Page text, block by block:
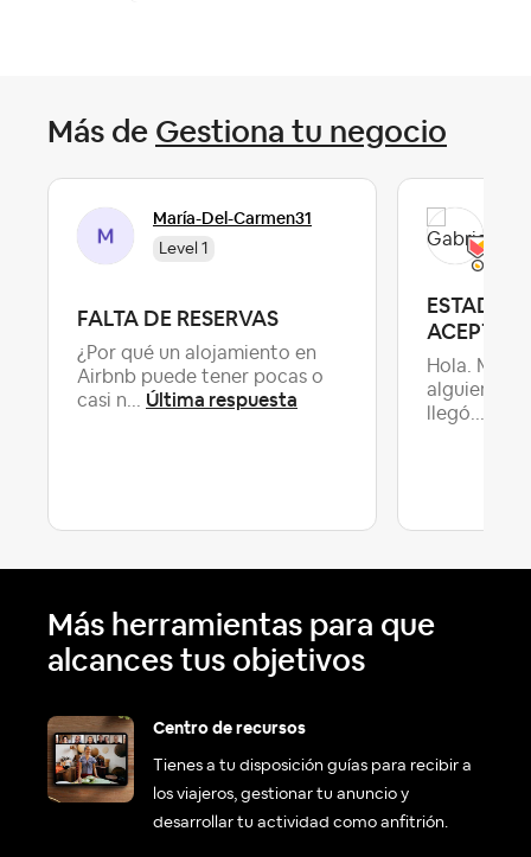
Más de Gestiona tu negocio
María-Del-Carmen31
Level 1
FALTA DE RESERVAS
¿Por qué un alojamiento en
Airbnb puede tener pocas o
casi n... Última respuesta
ESTADIA
Hola.
alguien
llegó...
Más herramientas para que
alcances tus objetivos
Centro de recursos
Tienes a tu disposición guías para recibir a
los viajeros, gestionar tu anuncio y
desarrollar tu actividad como anfitrión.